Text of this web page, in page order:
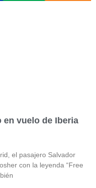
en vuelo de Iberia
el pasajero Salvador
con la leyenda “Free